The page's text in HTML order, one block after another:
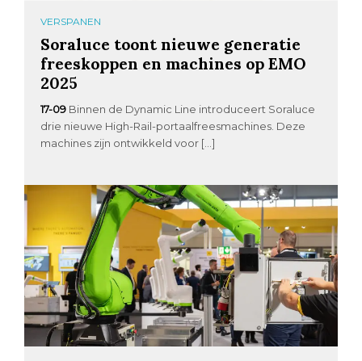
VERSPANEN
Soraluce toont nieuwe generatie
freeskoppen en machines op EMO
2025
17-09 Binnen de Dynamic Line introduceert Soraluce
drie nieuwe High-Rail-portaalfreesmachines. Deze
machines zijn ontwikkeld voor […]